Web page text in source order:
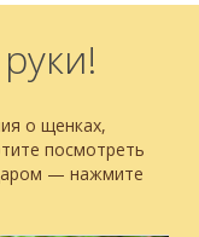
о щенках,
посмотреть
— нажмите